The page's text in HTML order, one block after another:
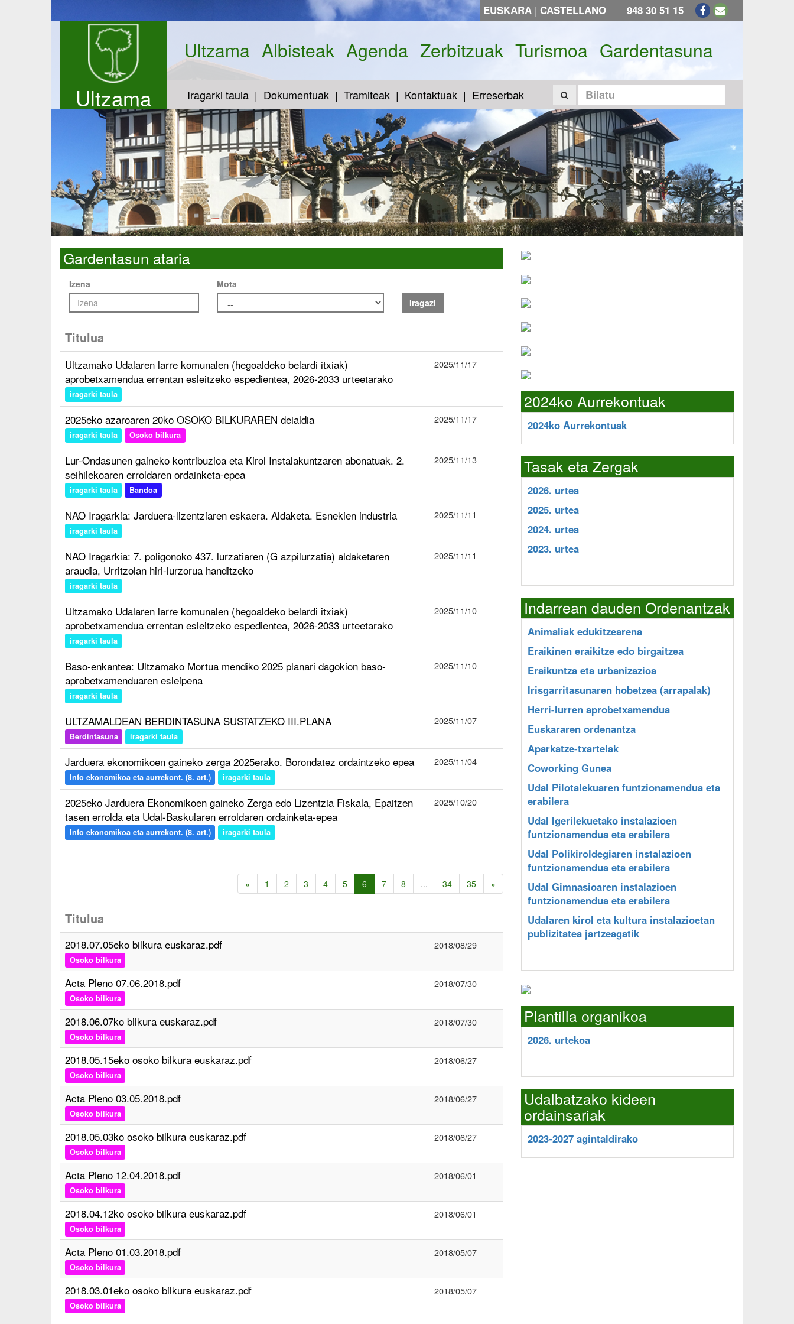
EUSKARA | CASTELLANO 948 30 51 15
Ultzama
Ultzama Albisteak Agenda Zerbitzuak Turismoa Gardentasuna
Iragarki taula Dokumentuak Tramiteak Kontaktuak Erreserbak
Gardentasun ataria
Izena
Mota
Iragazi
Titulua
Ultzamako Udalaren larre komunalen (hegoaldeko belardi itxiak)
aprobetxamendua errentan esleitzeko espedientea, 2026-2033 urteetarako
iragarki taula
2025/11/17
2025eko azaroaren 20ko OSOKO BILKURAREN deialdia
iragarki taula Osoko bilkura
2025/11/17
Lur-Ondasunen gaineko kontribuzioa eta Kirol Instalakuntzaren abonatuak. 2.
seihilekoaren erroldaren ordainketa-epea
iragarki taula Bandoa
2025/11/13
NAO Iragarkia: Jarduera-lizentziaren eskaera. Aldaketa. Esnekien industria
iragarki taula
2025/11/11
NAO Iragarkia: 7. poligonoko 437. lurzatiaren (G azpilurzatia) aldaketaren
araudia, Urritzolan hiri-lurzorua handitzeko
iragarki taula
2025/11/11
Ultzamako Udalaren larre komunalen (hegoaldeko belardi itxiak)
aprobetxamendua errentan esleitzeko espedientea, 2026-2033 urteetarako
iragarki taula
2025/11/10
Baso-enkantea: Ultzamako Mortua mendiko 2025 planari dagokion baso-
aprobetxamenduaren esleipena
iragarki taula
2025/11/10
ULTZAMALDEAN BERDINTASUNA SUSTATZEKO III.PLANA
Berdintasuna iragarki taula
2025/11/07
Jarduera ekonomikoen gaineko zerga 2025erako. Borondatez ordaintzeko epea
Info ekonomikoa eta aurrekont. (8. art.) iragarki taula
2025/11/04
2025eko Jarduera Ekonomikoen gaineko Zerga edo Lizentzia Fiskala, Epaitzen
tasen errolda eta Udal-Baskularen erroldaren ordainketa-epea
Info ekonomikoa eta aurrekont. (8. art.) iragarki taula
2025/10/20
« 1 2 3 4 5 6 7 8 ... 34 35 »
Titulua
2018.07.05eko bilkura euskaraz.pdf
Osoko bilkura
2018/08/29
Acta Pleno 07.06.2018.pdf
Osoko bilkura
2018/07/30
2018.06.07ko bilkura euskaraz.pdf
Osoko bilkura
2018/07/30
2018.05.15eko osoko bilkura euskaraz.pdf
Osoko bilkura
2018/06/27
Acta Pleno 03.05.2018.pdf
Osoko bilkura
2018/06/27
2018.05.03ko osoko bilkura euskaraz.pdf
Osoko bilkura
2018/06/27
Acta Pleno 12.04.2018.pdf
Osoko bilkura
2018/06/01
2018.04.12ko osoko bilkura euskaraz.pdf
Osoko bilkura
2018/06/01
Acta Pleno 01.03.2018.pdf
Osoko bilkura
2018/05/07
2018.03.01eko osoko bilkura euskaraz.pdf
Osoko bilkura
2018/05/07
2024ko Aurrekontuak
2024ko Aurrekontuak
Tasak eta Zergak
2026. urtea
2025. urtea
2024. urtea
2023. urtea
Indarrean dauden Ordenantzak
Animaliak edukitzearena
Eraikinen eraikitze edo birgaitzea
Eraikuntza eta urbanizazioa
Irisgarritasunaren hobetzea (arrapalak)
Herri-lurren aprobetxamendua
Euskararen ordenantza
Aparkatze-txartelak
Coworking Gunea
Udal Pilotalekuaren funtzionamendua eta
erabilera
Udal Igerilekuetako instalazioen
funtzionamendua eta erabilera
Udal Polikiroldegiaren instalazioen
funtzionamendua eta erabilera
Udal Gimnasioaren instalazioen
funtzionamendua eta erabilera
Udalaren kirol eta kultura instalazioetan
publizitatea jartzeagatik
Plantilla organikoa
2026. urtekoa
Udalbatzako kideen
ordainsariak
2023-2027 agintaldirako